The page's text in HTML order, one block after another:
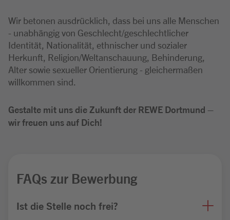
Wir betonen ausdrücklich, dass bei uns alle Menschen
- unabhängig von Geschlecht/geschlechtlicher
Identität, Nationalität, ethnischer und sozialer
Herkunft, Religion/Weltanschauung, Behinderung,
Alter sowie sexueller Orientierung - gleichermaßen
willkommen sind.
Gestalte mit uns die Zukunft der REWE Dortmund –
wir freuen uns auf Dich!
FAQs zur Bewerbung
Ist die Stelle noch frei?